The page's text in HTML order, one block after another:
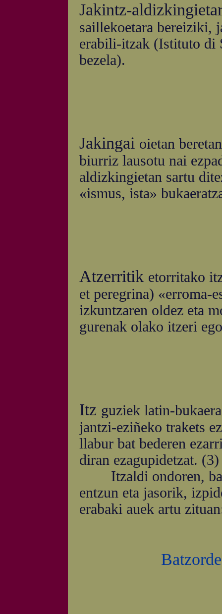
Jakintz-
saillekoetara bereiziki,
erabili-itzak (Istituto di
bezela).
Jakingai oietan
biurriz lausotu nai
aldizkingietan sartu
«ismus, ista»
Atzerritik etorritako
et peregrina) «erroma-
izkuntzaren oldez eta
gurenak olako itzeri
Itz guziek latin-
jantzi-eziñeko trakets
llabur bat bederen
diran ezagupidetzat. (3)
Itzaldi ondoren,
entzun eta jasorik,
erabaki auek artu